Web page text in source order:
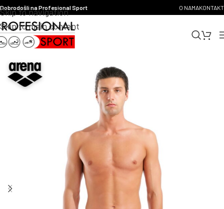
Skip to navigation
Skip to main content
Dobrodošli na Profesional Sport O NAMAKONTAKT